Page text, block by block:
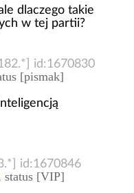
dlaczego takie
w tej partii?
id:1670830
[pismak]
id:1670846
status [VIP]